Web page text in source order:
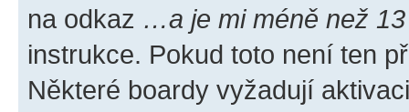
na odkaz …a je mi méně než
instrukce. Pokud toto není ten
Některé boardy vyžadují